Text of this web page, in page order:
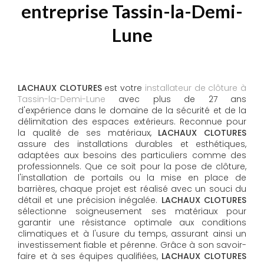
entreprise Tassin-la-Demi-
Lune
LACHAUX CLOTURESest votre installateur de clôture à
Tassin-la-Demi-Lune avec plus de 27 ans
d'expérience dans le domaine de la sécurité et de la
délimitation des espaces extérieurs. Reconnue pour
la qualité de ses matériaux, LACHAUX CLOTURES
assure des installations durables et esthétiques,
adaptées aux besoins des particuliers comme des
professionnels. Que ce soit pour la pose de clôture,
l'installation de portails ou la mise en place de
barrières, chaque projet est réalisé avec un souci du
détail et une précision inégalée. LACHAUX CLOTURES
sélectionne soigneusement ses matériaux pour
garantir une résistance optimale aux conditions
climatiques et à l'usure du temps, assurant ainsi un
investissement fiable et pérenne. Grâce à son savoir-
faire et à ses équipes qualifiées, LACHAUX CLOTURES​​​​​​​